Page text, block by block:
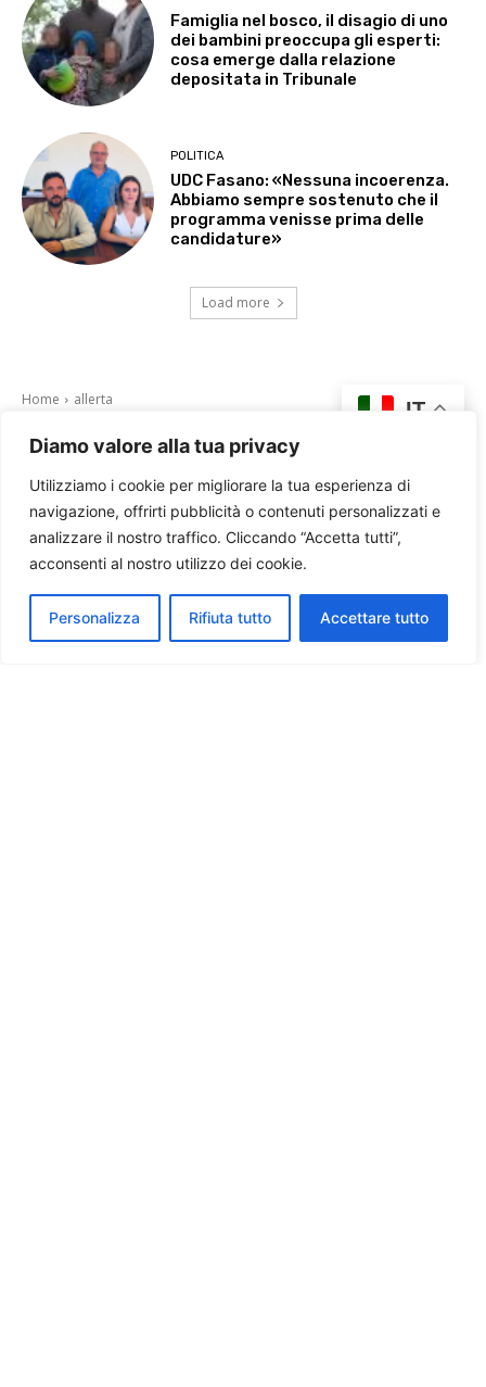
Diamo valore alla tua privacy
Utilizziamo i cookie per migliorare la tua esperienza di
navigazione, offrirti pubblicità o contenuti personalizzati e
analizzare il nostro traffico. Cliccando “Accetta tutti”,
acconsenti al nostro utilizzo dei cookie.
Personalizza Rifiuta tutto Accettare tutto
Famiglia nel bosco, il disagio di uno
dei bambini preoccupa gli esperti:
cosa emerge dalla relazione
depositata in Tribunale
POLITICA
UDC Fasano: «Nessuna incoerenza.
Abbiamo sempre sostenuto che il
programma venisse prima delle
candidature»
Load more